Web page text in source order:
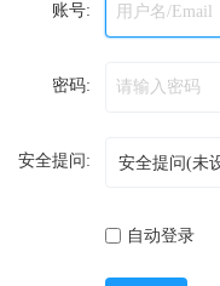
账号:
密码:
安全提问:
自动登录